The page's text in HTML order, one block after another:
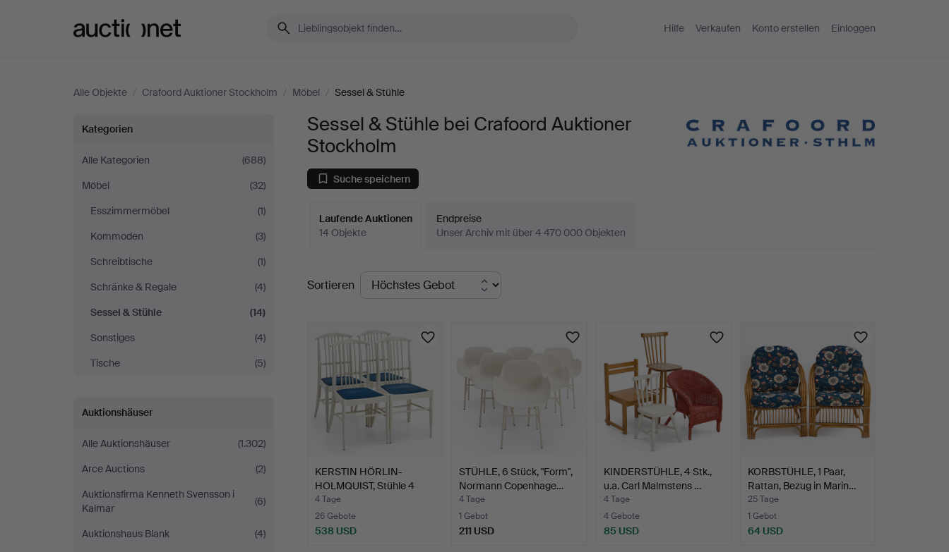
Hilfe Verkaufen Konto erstellen Einloggen
Alle Objekte / Crafoord Auktioner Stockholm / Möbel / Sessel & Stühle
Sessel
&
Stühle
bei
Crafoord
Auktioner
Stockholm
Kategorien
Alle Kategorien
(688)
Möbel
(32)
Esszimmermöbel
(1)
Kommoden
(3)
Schreibtische
(1)
Schränke & Regale
(4)
Sessel & Stühle
(14)
Sonstiges
(4)
Tische
(5)
Auktionshäuser
Alle Auktionshäuser
(1.302)
Arce Auctions
(2)
Auktionsfirma Kenneth Svensson i
Kalmar
(6)
Auktionshaus Blank
(4)
Sessel & Stühle bei Crafoord Auktioner
Stockholm
Suche speichern
Laufende Auktionen
14 Objekte
Endpreise
Unser Archiv mit über 4 470 000 Objekten
Laufende
Auktionen
Sortieren
KERSTIN HÖRLIN-
HOLMQUIST, Stühle 4
Stk., f…
4 Tage
26 Gebote
538 USD
STÜHLE, 6 Stück, "Form",
Normann Copenhage…
4 Tage
1 Gebot
211 USD
KINDERSTÜHLE, 4 Stk.,
u.a. Carl Malmstens …
4 Tage
4 Gebote
85 USD
KORBSTÜHLE, 1 Paar,
Rattan, Bezug in Marin…
25 Tage
1 Gebot
64 USD